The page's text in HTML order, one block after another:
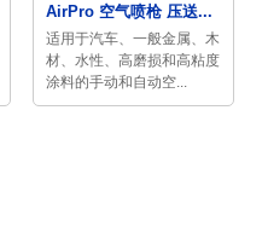
AirPro 空气喷枪 压送...
适用于汽车、一般金属、木
材、水性、高磨损和高粘度
涂料的手动和自动空...